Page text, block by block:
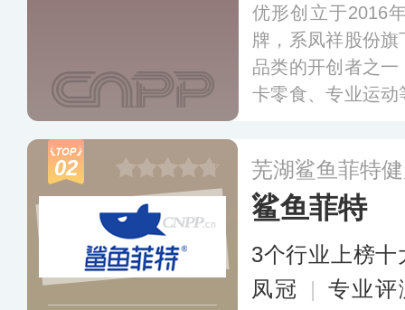
优形创立于2016
牌，系凤祥股份
品类的开创者之
卡零食、专业运
产品畅销国内，
加坡等国家/地区
02 芜湖鲨鱼菲特
鲨鱼菲特
3个行业上榜十
凤冠
| 专业